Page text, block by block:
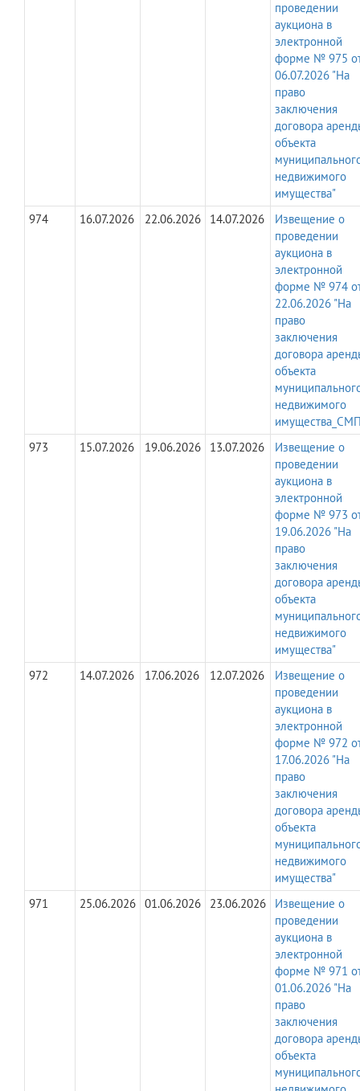
проведении
аукциона в
электронной
форме № 975
06.07.2026 "На
право
заключения
договора
объекта
недвижимого
имущества"
974
16.07.2026 22.06.2026 14.07.2026
Извещение о
проведении
аукциона в
электронной
форме № 974
22.06.2026 "На
право
заключения
договора
объекта
недвижимого
973
15.07.2026 19.06.2026 13.07.2026
Извещение о
проведении
аукциона в
электронной
форме № 973
19.06.2026 "На
право
заключения
договора
объекта
недвижимого
имущества"
972
14.07.2026 17.06.2026 12.07.2026
Извещение о
проведении
аукциона в
электронной
форме № 972
17.06.2026 "На
право
заключения
договора
объекта
недвижимого
имущества"
971
25.06.2026 01.06.2026 23.06.2026
Извещение о
проведении
аукциона в
электронной
форме № 971
01.06.2026 "На
право
заключения
договора
объекта